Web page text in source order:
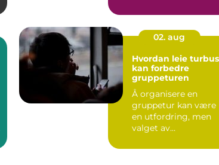
e...
02. aug
Hvordan leie
kan forbedre
gruppeturen
Å organisere en
gruppetur kan være
en utfordring, men
valget av
gj&o...